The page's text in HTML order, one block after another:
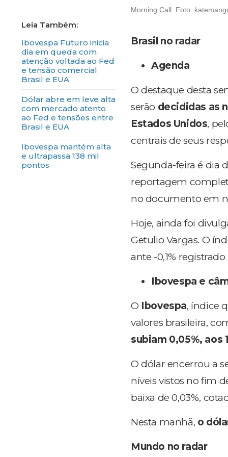
Ibovespa Futuro inicia
dia em queda com
atenção voltada ao Fed
e tensão comercial
Brasil e EUA
Dólar abre em leve alta
com mercado atento
ao Fed e tensões entre
Brasil e EUA
Ibovespa mantém alta
e ultrapassa 138 mil
pontos
Morning Call. Foto:
Brasil no radar
Agenda
O destaque desta
serão decididas as
Estados Unidos,
centrais de seus
Segunda-feira é dia
reportagem
no documento em
Hoje, ainda foi
Getulio Vargas. O
ante -0,1%
Ibovespa e
O Ibovespa, índice
valores brasileira,
subiam 0,05%, aos
O dólar encerrou a
níveis vistos no fim
baixa de 0,03%,
Nesta manhã, o
Mundo no radar